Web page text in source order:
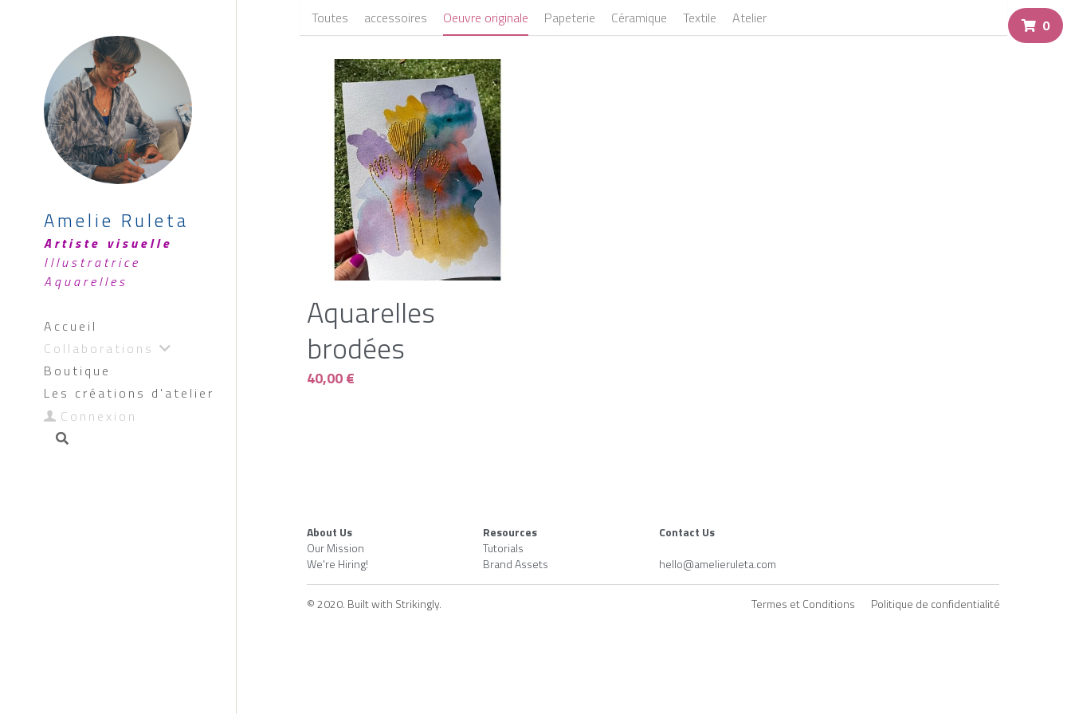
Amelie Ruleta
Illustratrice
Aquarelles
Accueil
Collaborations
Boutique
Les créations d'atelier
Connexion
Toutes accessoires Oeuvre originale Papeterie Céramique Textile Atelier
Aquarelles
brodées
40,00 €
About Us
Our Mission
We're Hiring!
Resources
Tutorials
Brand Assets
Contact Us
hello@amelieruleta.com
© 2020. Built with Strikingly. Termes et Conditions Politique de confidentialité
0